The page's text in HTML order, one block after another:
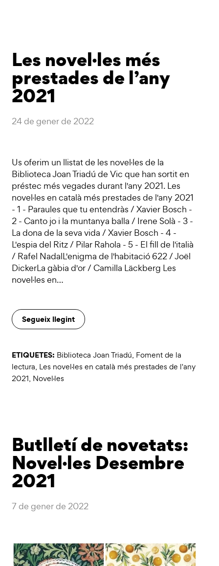
Les novel·les més
prestades de l’any
2021
24 de gener de 2022
Us oferim un llistat de les novel·les de la
Biblioteca Joan Triadú de Vic que han sortit en
préstec més vegades durant l'any 2021. Les
novel·les en català més prestades de l'any 2021
- 1 - Paraules que tu entendràs / Xavier Bosch -
2 - Canto jo i la muntanya balla / Irene Solà - 3 -
La dona de la seva vida / Xavier Bosch - 4 -
L'espia del Ritz / Pilar Rahola - 5 - El fill de l'italià
/ Rafel NadalL'enigma de l'habitació 622 / Joël
DickerLa gàbia d'or / Camilla Läckberg Les
novel·les en…
Segueix llegint
ETIQUETES: Biblioteca Joan Triadú, Foment de la
lectura, Les novel·les en català més prestades de l'any
2021, Novel·les
Butlletí de novetats:
Novel·les Desembre
2021
7 de gener de 2022